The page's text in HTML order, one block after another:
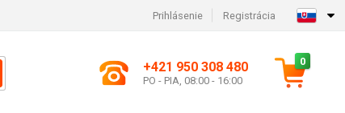
Prihlásenie Registrácia
+421 950 308 480
PO - PIA, 08:00 - 16:00
0